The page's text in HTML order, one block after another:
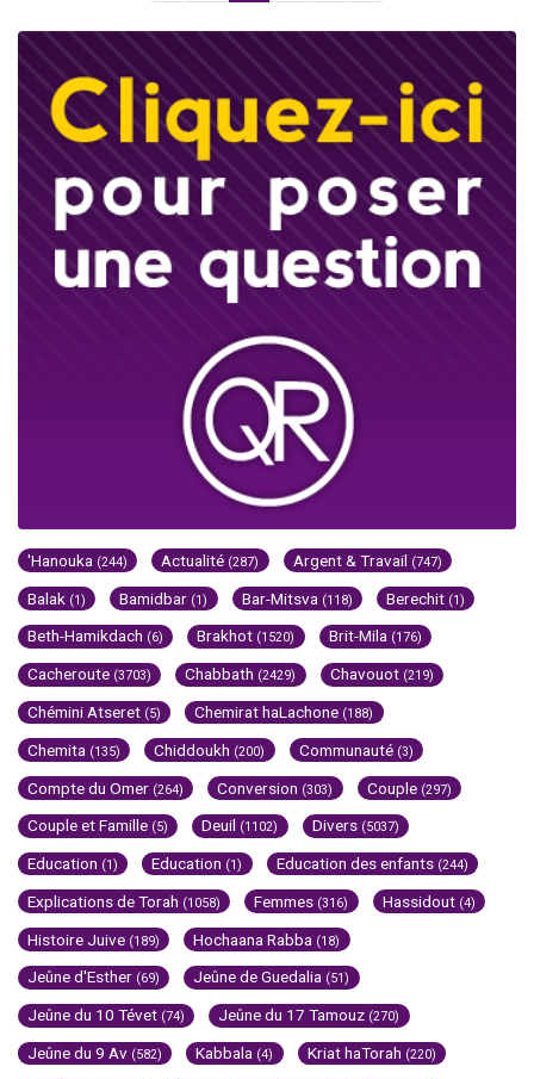
'Hanouka (244) Actualité (287) Argent & Travail (747)
Balak (1) Bamidbar (1) Bar-Mitsva (118) Berechit (1)
Beth-Hamikdach (6) Brakhot (1520) Brit-Mila (176)
Cacheroute (3703) Chabbath (2429) Chavouot (219)
Chémini Atseret (5) Chemirat haLachone (188)
Chemita (135) Chiddoukh (200) Communauté (3)
Compte du Omer (264) Conversion (303) Couple (297)
Couple et Famille (5) Deuil (1102) Divers (5037)
Education (1) Education (1) Education des enfants (244)
Explications de Torah (1058) Femmes (316) Hassidout (4)
Histoire Juive (189) Hochaana Rabba (18)
Jeûne d'Esther (69) Jeûne de Guedalia (51)
Jeûne du 10 Tévet (74) Jeûne du 17 Tamouz (270)
Jeûne du 9 Av (582) Kabbala (4) Kriat haTorah (220)